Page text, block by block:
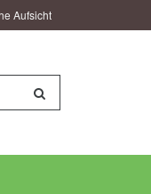
Aufsicht